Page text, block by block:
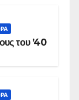
του ’40